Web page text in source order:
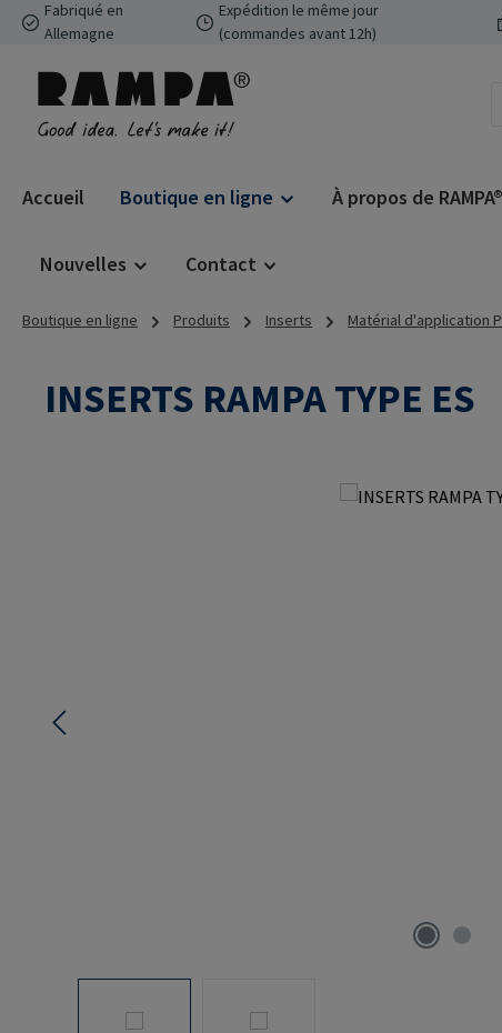
au contenu principal
Passer à la recherche
Passer à la navigation principale
Fabriqué en
Allemagne
Expédition le même jour
(commandes avant 12h)
Accueil Boutique en ligne À propos de RAMPA®
Nouvelles Contact
Boutique en ligne Produits Inserts Matérial d'application
INSERTS RAMPA TYPE ES